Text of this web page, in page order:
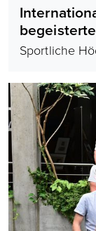
Sportliche